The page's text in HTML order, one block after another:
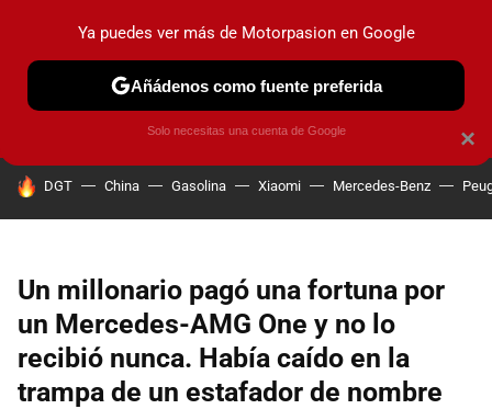
PRUEBAS COCHES ELÉCTRICOS OBSERVATORIO
HOY SE HABLA DE
DGT China Gasolina Xiaomi Mercedes-Benz
Un millonario pagó una fortuna por
un Mercedes-AMG One y no lo
recibió nunca. Había caído en la
trampa de un estafador de nombre
×
Ya puedes ver más de Motorpasion en Google
Añádenos como fuente preferida
Solo necesitas una cuenta de Google